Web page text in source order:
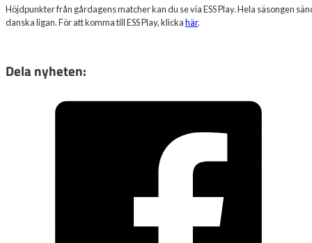
Höjdpunkter från gårdagens matcher kan du se via ESS Play. Hela säsongen
danska ligan. För att komma till ESS Play, klickahär.
Dela nyheten: